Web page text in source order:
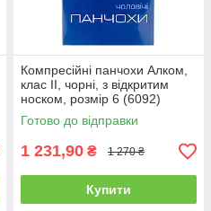
Компресійні панчохи Алком,
клас II, чорні, з відкритим
носком, розмір 6 (6092)
Готово до відправки
1 231,90 ₴ 1 270 ₴
Купити